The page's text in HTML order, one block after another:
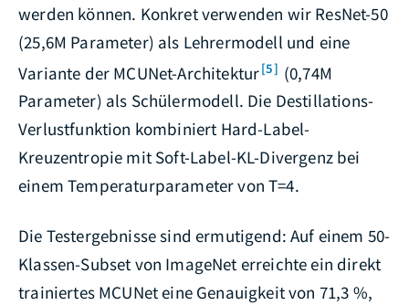
werden können. Konkret verwenden wir ResNet-50
(25,6M Parameter) als Lehrermodell und eine
Variante der MCUNet-Architektur[5] (0,74M
Parameter) als Schülermodell. Die Destillations-
Verlustfunktion kombiniert Hard-Label-
Kreuzentropie mit Soft-Label-KL-Divergenz bei
einem Temperaturparameter von T=4.
Die Testergebnisse sind ermutigend: Auf einem 50-
Klassen-Subset von ImageNet erreichte ein direkt
trainiertes MCUNet eine Genauigkeit von 71,3 %,